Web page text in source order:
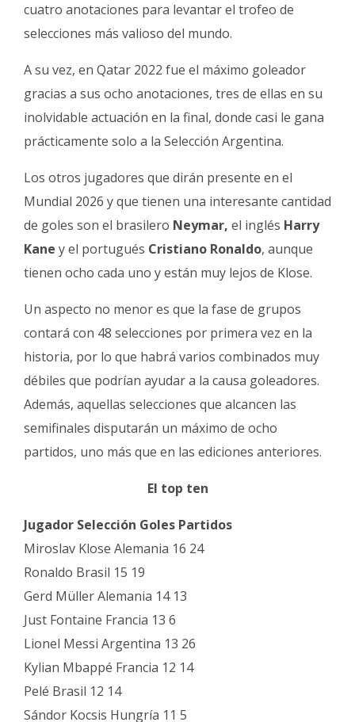
cuatro anotaciones para levantar el trofeo de
selecciones más valioso del mundo.
A su vez, en Qatar 2022 fue el máximo goleador
gracias a sus ocho anotaciones, tres de ellas en su
inolvidable actuación en la final, donde casi le gana
prácticamente solo a la Selección Argentina.
Los otros jugadores que dirán presente en el
Mundial 2026 y que tienen una interesante cantidad
de goles son el brasilero Neymar, el inglés Harry
Kane y el portugués Cristiano Ronaldo, aunque
tienen ocho cada uno y están muy lejos de Klose.
Un aspecto no menor es que la fase de grupos
contará con 48 selecciones por primera vez en la
historia, por lo que habrá varios combinados muy
débiles que podrían ayudar a la causa goleadores.
Además, aquellas selecciones que alcancen las
semifinales disputarán un máximo de ocho
partidos, uno más que en las ediciones anteriores.
El top ten
Jugador Selección Goles Partidos
Miroslav Klose Alemania 16 24
Ronaldo Brasil 15 19
Gerd Müller Alemania 14 13
Just Fontaine Francia 13 6
Lionel Messi Argentina 13 26
Kylian Mbappé Francia 12 14
Pelé Brasil 12 14
Sándor Kocsis Hungría 11 5